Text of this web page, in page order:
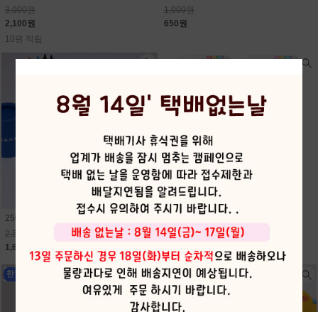
3,000원
2,100원
10원 적립
1,000원
650원
2500먼작귀12색미니원목색연필
2,500원
1,630원
2,000원